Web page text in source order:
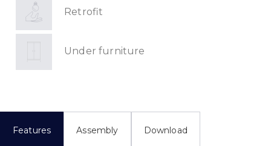
Retrofit
Under furniture
Features Assembly Download